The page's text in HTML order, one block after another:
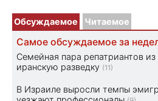
Обсуждаемое Читаемое
Самое обсуждаемое за
Семейная пара репатриантов
иранскую разведку (11)
В Израиле выросли темпы